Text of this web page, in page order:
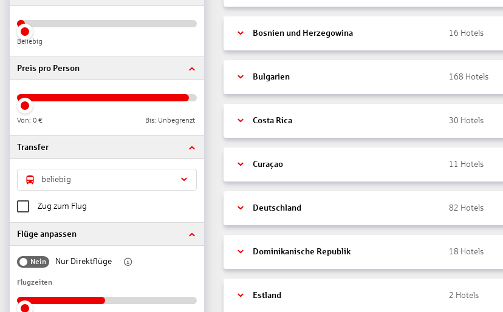
Beliebig
Preis pro Person
Von: 0 € Bis: Unbegrenzt
Transfer
beliebig
Zug zum Flug
Flüge anpassen
Nein Nur Direktflüge
Flugzeiten
Bosnien und Herzegowina 16 Hotels
Bulgarien 168 Hotels
Costa Rica 30 Hotels
Curaçao 11 Hotels
Deutschland 82 Hotels
Dominikanische Republik 18 Hotels
Estland 2 Hotels